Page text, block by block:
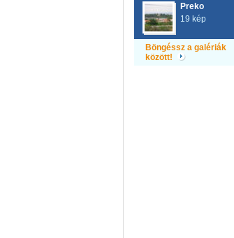
Preko
19 kép
Böngéssz a galériák
között!